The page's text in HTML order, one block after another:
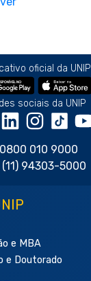
oficial da UNIP
sociais da UNIP
0800 010 9000
(11) 94303-5000
e MBA
e Doutorado